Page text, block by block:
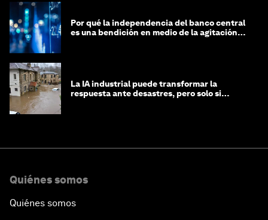
Por qué la independencia del banco central
es una bendición en medio de la agitación
La IA industrial puede transformar la
respuesta ante desastres, pero solo si
Quiénes somos
Quiénes somos